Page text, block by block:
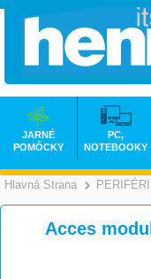
Hlavná Strana
Acces
JARNÉ
POMÔCKY
PC,
NOTEBOOKY